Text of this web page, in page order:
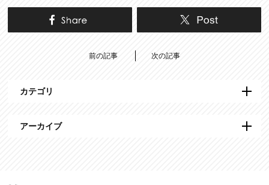
前の記事 次の記事
カテゴリ
アーカイブ